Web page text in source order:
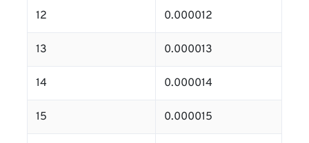
12 0.000012
13 0.000013
14 0.000014
15 0.000015